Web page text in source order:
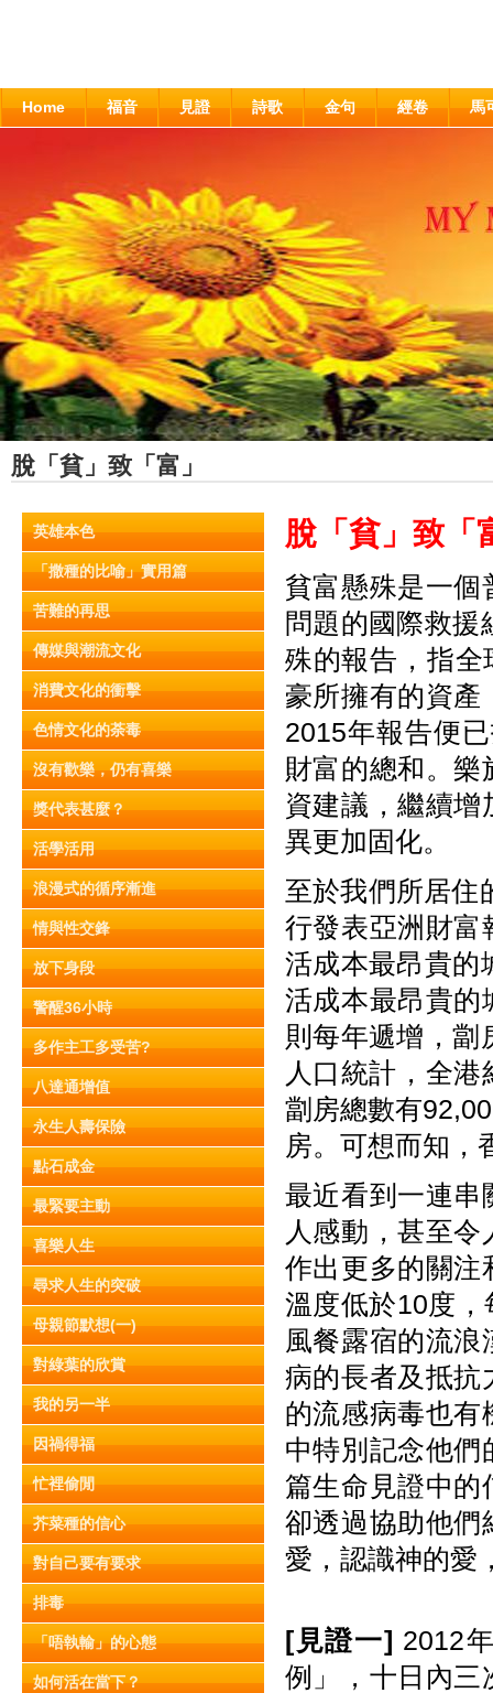
Home 福音 見證 詩歌 金句 經卷 馬
脫「貧」致「富」
英雄本色
「撒種的比喻」實用篇
苦難的再思
傳媒與潮流文化
消費文化的衝擊
色情文化的荼毒
沒有歡樂，仍有喜樂
獎代表甚麼？
活學活用
浪漫式的循序漸進
情與性交鋒
放下身段
警醒36小時
多作主工多受苦?
八達通增值
永生人壽保險
點石成金
最緊要主動
喜樂人生
尋求人生的突破
母親節默想(一)
對綠葉的欣賞
我的另一半
因禍得福
忙裡偷閒
芥菜種的信心
對自己要有要求
排毒
「唔執輸」的心態
如何活在當下？
脫「貧」致「
貧富懸殊是一個
問題的國際救援
殊的報告，指
豪所擁有的資產
2015年報告便
財富的總和。樂
資建議，繼續
異更加固化。
至於我們所居住
行發表亞洲財富
活成本最昂貴的
活成本最昂貴的
則每年遞增，劏
人口統計，全
劏房總數有
房。可想而知，
最近看到一連串
人感動，甚至
作出更多的關注
溫度低於10度
風餐露宿的流
病的長者及抵抗
的流感病毒也有
中特別記念他們
篇生命見證中的
卻透過協助他們
愛，認識神的愛
[見證一] 2012
例」，十日內三